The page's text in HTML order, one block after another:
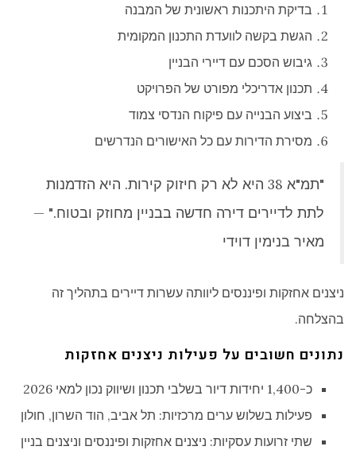
בדיקת היתכנות ראשונית של המבנה
הגשת בקשה לוועדת התכנון המקומית
גיבוש הסכם עם דיירי הבניין
תכנון אדריכלי מפורט של הפרויקט
ביצוע הבנייה עם פיקוח הנדסי צמוד
מסירת הדירות עם כל האישורים הנדרשים
"תמ"א 38 היא לא רק חיזוק קירות. היא הזדמנות
לתת לדיירים דירה חדשה בבניין מחוזק ובטוח." —
מאיר בנימין דוידי
ניצנים אחזקות ופיננסים ליוותה עשרות דיירים בתהליך זה
בהצלחה.
נתונים חשובים על פעילות ניצנים אחזקות
כ-1,400 יחידות דיור בשלבי תכנון ושיווק נכון למאי 2026
פעילות בשלוש ערים מרכזיות: תל אביב, הוד השרון, חולון
שתי זרועות עסקיות: ניצנים אחזקות ופיננסים וניצנים בניין